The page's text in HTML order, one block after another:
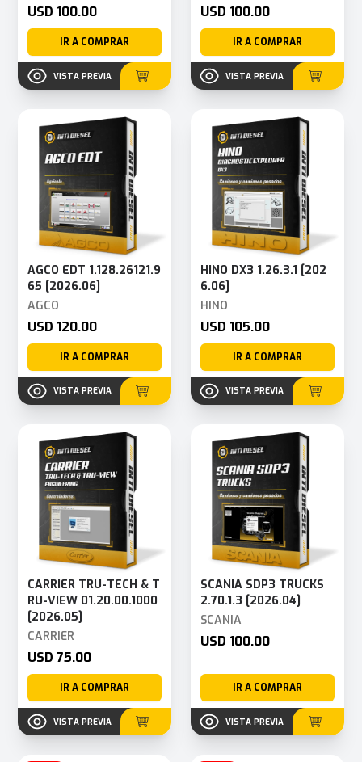
USD 100.00
IR A COMPRAR
VISTA PREVIA
USD 100.00
IR A COMPRAR
VISTA PREVIA
AGCO EDT 1.128.26121.9
65 [2026.06]
AGCO
USD 120.00
IR A COMPRAR
VISTA PREVIA
HINO DX3 1.26.3.1 [202
6.06]
HINO
USD 105.00
IR A COMPRAR
VISTA PREVIA
CARRIER TRU-TECH & T
RU-VIEW 01.20.00.1000
[2026.05]
CARRIER
USD 75.00
IR A COMPRAR
VISTA PREVIA
SCANIA SDP3 TRUCKS
2.70.1.3 [2026.04]
SCANIA
USD 100.00
IR A COMPRAR
VISTA PREVIA